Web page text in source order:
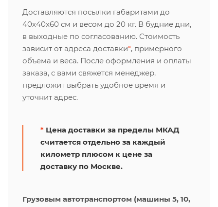
Доставляются посылки габаритами до
40х40х60 см и весом до 20 кг. В будние дни,
в выходные по согласованию. Стоимость
зависит от адреса доставки*, примерного
объема и веса. После оформления и оплаты
заказа, с вами свяжется менеджер,
предложит выбрать удобное время и
уточнит адрес.
* Цена доставки за пределы МКАД
считается отдельно за каждый
километр плюсом к цене за
доставку по Москве.
Грузовым автотранспортом (машины 5, 10,